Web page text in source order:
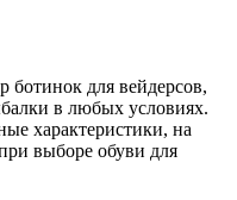
для вейдерсов,
в любых условиях.
характеристики, на
выборе обуви для